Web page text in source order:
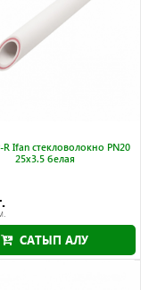
R Ifan стекловолокно PN20
25x3.5 белая
САТЫП АЛУ